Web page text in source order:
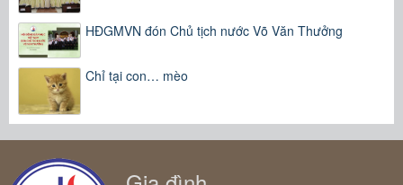
HĐGMVN đón Chủ tịch nước Võ Văn Thưởng
Chỉ tại con… mèo